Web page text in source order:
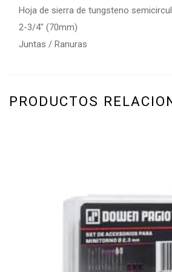
Hoja de sierra de tungsteno
2-3/4″ (70mm)
Juntas / Ranuras
PRODUCTOS